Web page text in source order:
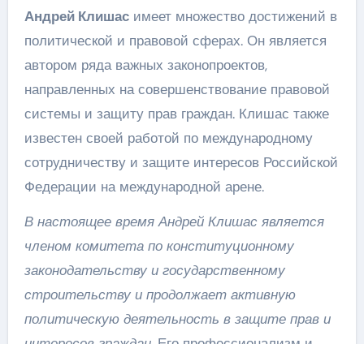
Андрей Клишасимеет множество достижений в
политической и правовой сферах. Он является
автором ряда важных законопроектов,
направленных на совершенствование правовой
системы и защиту прав граждан. Клишас также
известен своей работой по международному
сотрудничеству и защите интересов Российской
Федерации на международной арене.
В настоящее время Андрей Клишас является
членом комитета по конституционному
законодательству и государственному
строительству и продолжает активную
политическую деятельность в защите прав и